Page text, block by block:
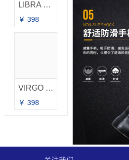
LIBRA 天秤座
￥ 398
VIRGO 处女座
￥ 398